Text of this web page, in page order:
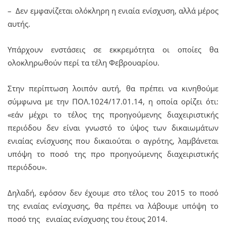
– Δεν εμφανίζεται ολόκληρη η ενιαία ενίσχυση, αλλά μέρος
αυτής.
Υπάρχουν ενστάσεις σε εκκρεμότητα οι οποίες θα
ολοκληρωθούν περί τα τέλη Φεβρουαρίου.
Στην περίπτωση λοιπόν αυτή, θα πρέπει να κινηθούμε
σύμφωνα με την ΠΟΛ.1024/17.01.14, η οποία ορίζει ότι:
«εάν μέχρι το τέλος της προηγούμενης διαχειριστικής
περιόδου δεν είναι γνωστό το ύψος των δικαιωμάτων
ενιαίας ενίσχυσης που δικαιούται ο αγρότης, λαμβάνεται
υπόψη το ποσό της προ προηγούμενης διαχειριστικής
περιόδου».
Δηλαδή, εφόσον δεν έχουμε στο τέλος του 2015 το ποσό
της ενιαίας ενίσχυσης, θα πρέπει να λάβουμε υπόψη το
ποσό της ενιαίας ενίσχυσης του έτους 2014.